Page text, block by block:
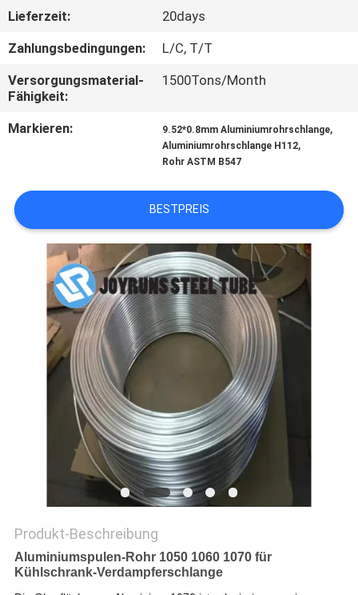
TRETEN
SIE
MIT
UNS
IN
FORDERN
SIE
ZITAT
SEITENVERZEICHNIS
DATENSCHUTZ-
BESTIMMUNGEN
Lieferzeit:
20days
Zahlungsbedingungen:
L/C, T/T
Versorgungsmaterial-
Fähigkeit:
1500Tons/Month
Markieren: 9.52*0.8mm Aluminiumrohrschlange,
Aluminiumrohrschlange H112,
Rohr ASTM B547
BESTPREIS
Produkt-Beschreibung
Aluminiumspulen-Rohr 1050 1060 1070 für
Kühlschrank-Verdampferschlange